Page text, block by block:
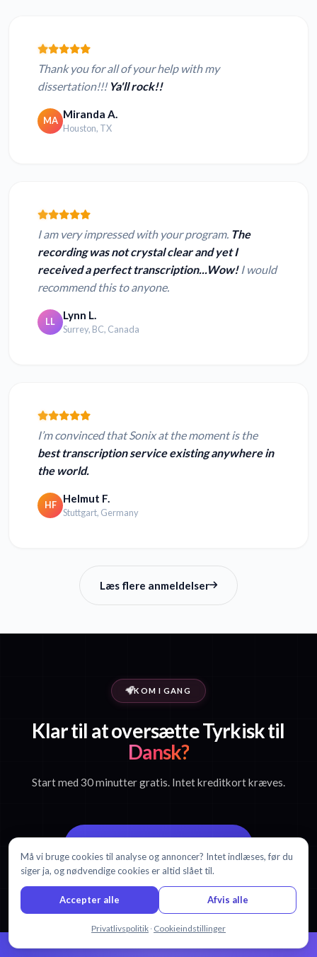
Thank you for all of your help with my
dissertation!!! Ya'll rock!!
MA Miranda A.
Houston, TX
I am very impressed with your program. The
recording was not crystal clear and yet I
received a perfect transcription...Wow!I would
recommend this to anyone.
LL Lynn L.
Surrey, BC, Canada
I’m convinced that Sonix at the moment is the
best transcription service existing anywhere in
the world.
HF Helmut F.
Stuttgart, Germany
Læs flere anmeldelser
KOM I GANG
Klar til at oversætte Tyrkisk til
Dansk?
Start med 30 minutter gratis. Intet kreditkort kræves.
Se priser
Må vi bruge cookies til analyse og annoncer? Intet indlæses, før du
siger ja, og nødvendige cookies er altid slået til.
Accepter alle Afvis alle
Privatlivspolitik · Cookieindstillinger